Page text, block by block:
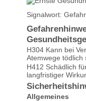
Signalwort: Gefahr
H304 Kann bei
Atemwege tödlich
H412 Schädlich
langfristiger
Allgemeines